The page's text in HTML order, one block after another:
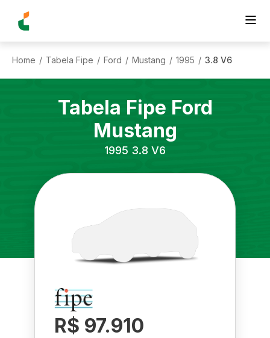
Home / Tabela Fipe / Ford / Mustang / 1995 / 3.8 V6
Tabela Fipe Ford
Mustang
1995 3.8 V6
R$ 97.910